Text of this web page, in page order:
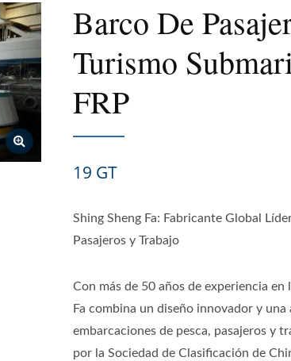
Barco De
Turismo
FRP
19 GT
Shing Sheng Fa: Fabricante Global
Pasajeros y Trabajo
Con más de 50 años de experiencia
Fa combina un diseño innovador y
embarcaciones de pesca, pasajeros y
por la Sociedad de Clasificación de